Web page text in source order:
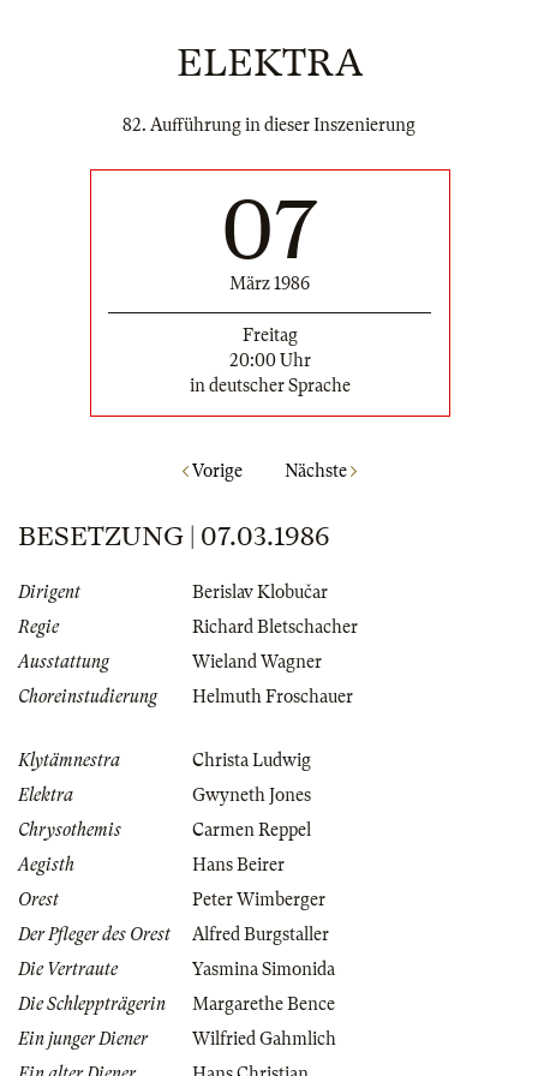
ELEKTRA
82. Aufführung in dieser Inszenierung
07
März 1986
Freitag
20:00 Uhr
in deutscher Sprache
Vorige Nächste
BESETZUNG | 07.03.1986
Dirigent
Berislav Klobučar
Regie
Richard Bletschacher
Ausstattung
Wieland Wagner
Choreinstudierung
Helmuth Froschauer
Klytämnestra
Christa Ludwig
Elektra
Gwyneth Jones
Chrysothemis
Carmen Reppel
Aegisth
Hans Beirer
Orest
Peter Wimberger
Der Pfleger des Orest
Alfred Burgstaller
Die Vertraute
Yasmina Simonida
Die Schleppträgerin
Margarethe Bence
Ein junger Diener
Wilfried Gahmlich